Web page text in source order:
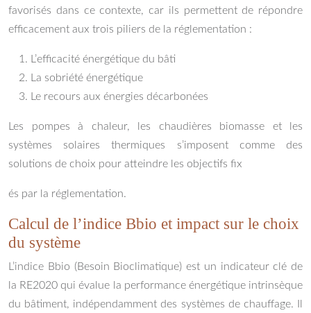
favorisés dans ce contexte, car ils permettent de répondre
efficacement aux trois piliers de la réglementation :
L’efficacité énergétique du bâti
La sobriété énergétique
Le recours aux énergies décarbonées
Les pompes à chaleur, les chaudières biomasse et les
systèmes solaires thermiques s’imposent comme des
solutions de choix pour atteindre les objectifs fix
és par la réglementation.
Calcul de l’indice Bbio et impact sur le choix
du système
L’indice Bbio (Besoin Bioclimatique) est un indicateur clé de
la RE2020 qui évalue la performance énergétique intrinsèque
du bâtiment, indépendamment des systèmes de chauffage. Il